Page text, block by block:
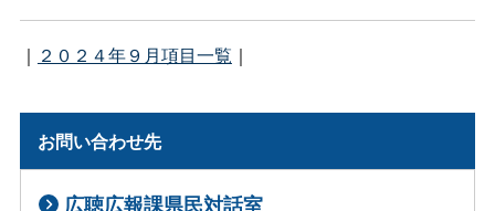
｜ ２０２４年９月項目一覧 ｜
お問い合わせ先
広聴広報課県民対話室